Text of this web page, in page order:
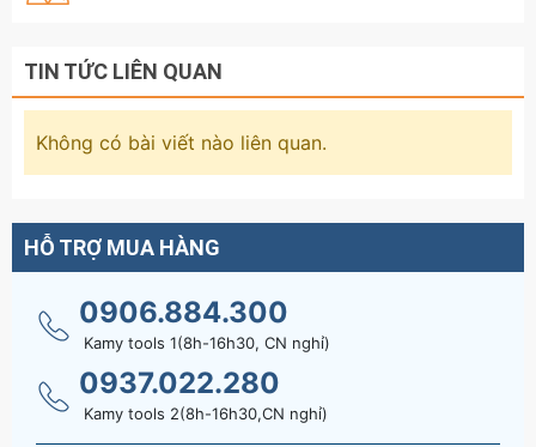
TIN TỨC LIÊN QUAN
Không có bài viết nào liên quan.
HỖ TRỢ MUA HÀNG
0906.884.300
Kamy tools 1(8h-16h30, CN nghỉ)
0937.022.280
Kamy tools 2(8h-16h30,CN nghỉ)